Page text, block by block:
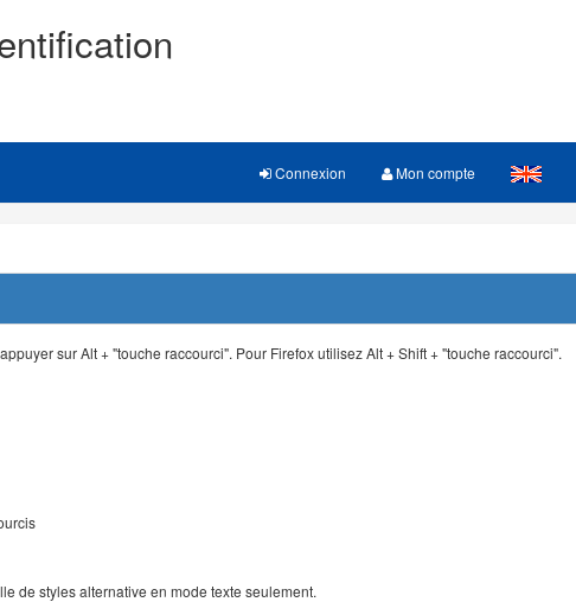
Connexion Mon compte
sur Alt + "touche raccourci". Pour Firefox utilisez Alt + Shift + "touche raccourci".
de styles alternative en mode texte seulement.